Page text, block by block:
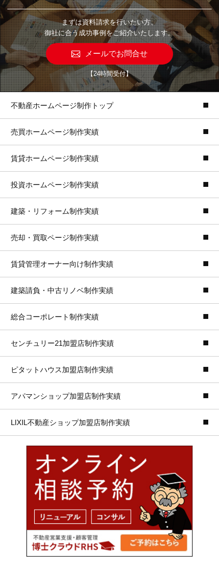
まずは資料請求を行いたい方、
御社に合う成功事例をご紹介いたします。
メールでお問合せ
【24時間受付】
不動産ホームページ制作トップ
売買ホームページ制作実績
賃貸ホームページ制作実績
投資ホームページ制作実績
建築・リフォーム制作実績
売却・買取ページ制作実績
賃貸管理オーナー向け制作実績
建築請負・中古リノベ制作実績
総合コーポレート制作実績
センチュリー21加盟店制作実績
ピタットハウス加盟店制作実績
アパマンショップ加盟店制作実績
LIXIL不動産ショップ加盟店制作実績